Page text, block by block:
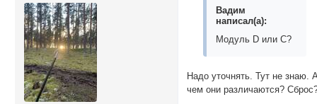
Вадим
написал(а):
Модуль D или C?
Надо уточнять. Тут не знаю.
чем они различаются?